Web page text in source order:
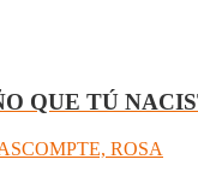
QUE TÚ
ROSA